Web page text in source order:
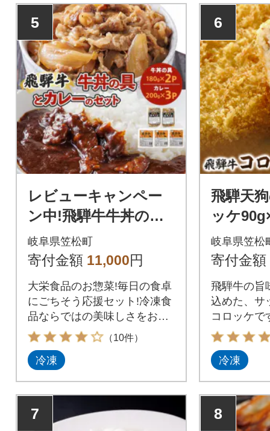
5
レビューキャンペー
ン中!飛騨牛牛丼の具
とカレーのセット【2
種5食】冷凍食品詰め
岐阜県笠松町
寄付金額 11,000円
大栄食品のお惣菜!毎日の食卓
にごちそう応援セット!冷凍食
品ならではの美味しさをお届
けします。
（10件）
冷凍
6
飛騨天
ッケ
岐阜県笠松
寄付金額
飛騨牛の旨
込めた、サ
コロッケで
冷凍
7 8